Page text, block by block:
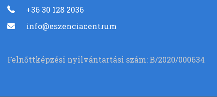
+36 30 128 2036
info@eszenciacentrum.hu
Felnőttképzési nyilvántartási szám: B/2020/000634